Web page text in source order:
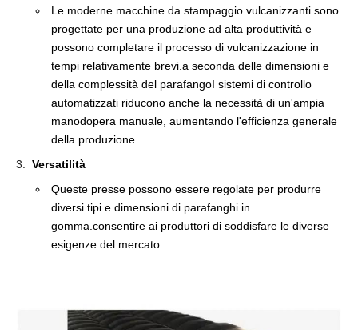
Le moderne macchine da stampaggio vulcanizzanti sono
progettate per una produzione ad alta produttività e
possono completare il processo di vulcanizzazione in
tempi relativamente brevi.a seconda delle dimensioni e
della complessità del parafangoI sistemi di controllo
automatizzati riducono anche la necessità di un'ampia
manodopera manuale, aumentando l'efficienza generale
della produzione.
Versatilità
Queste presse possono essere regolate per produrre
diversi tipi e dimensioni di parafanghi in
gomma.consentire ai produttori di soddisfare le diverse
esigenze del mercato.